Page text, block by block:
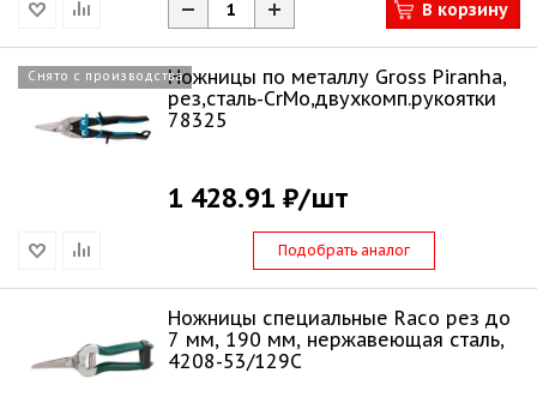
В корзину
Снято с производстваНожницы по металлу Gross Piranha,
рез,сталь-CrMo,двухкомп.рукоятки
78325
1 428.91 ₽/шт
Подобрать аналог
Ножницы специальные Raco рез до
7 мм, 190 мм, нержавеющая сталь,
4208-53/129C